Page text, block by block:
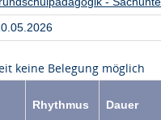
keine Belegung möglich
Rhythmus Dauer